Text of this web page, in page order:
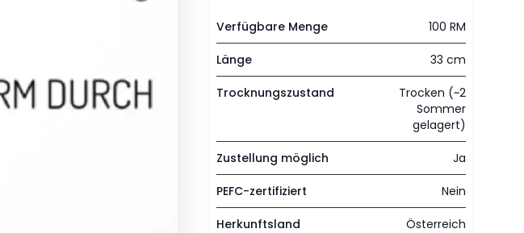
Verfügbare Menge 100 RM
Länge 33 cm
Trocknungszustand
Trocken (~2
Sommer
gelagert)
Zustellung möglich Ja
PEFC-zertifiziert Nein
Herkunftsland Österreich